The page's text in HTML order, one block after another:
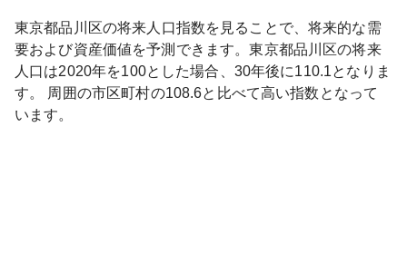
東京都品川区の将来人口指数を見ることで、将来的な需
要および資産価値を予測できます。東京都品川区の将来
人口は2020年を100とした場合、30年後に110.1となりま
す。
周囲の市区町村の108.6と比べて高い指数となって
います。